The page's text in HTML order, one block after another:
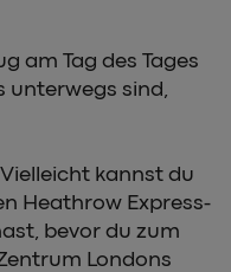
am Tag des Tages
unterwegs sind,
kannst du
Heathrow Express-
bevor du zum
Londons